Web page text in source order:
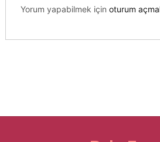
Yorum yapabilmek için oturum